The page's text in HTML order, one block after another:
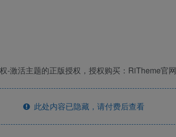
-激活主题的正版授权，授权购买：RiTheme官网
此处内容已隐藏，请付费后查看